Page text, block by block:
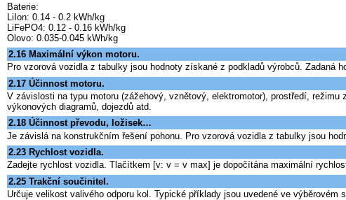
Baterie:
LiIon: 0.14 - 0.2 kWh/kg
LiFePO4: 0.12 - 0.16 kWh/kg
Olovo: 0.035-0.045 kWh/kg
2.16 Maximální výkon motoru.
Pro vzorová vozidla z tabulky jsou hodnoty získané z podkladů výrobců. Zadaná
2.17 Účinnost motoru.
V závislosti na typu motoru (zážehový, vznětový, elektromotor), prostředí,
výkonových diagramů, dojezdů atd.
2.18 Účinnost převodu, ložisek…
Je závislá na konstrukčním řešení pohonu. Pro vzorová vozidla z tabulky jsou
2.23 Rychlost vozidla.
Zadejte rychlost vozidla. Tlačítkem [v: v = v max] je dopočítána maximální
2.25 Trakční součinitel.
Určuje velikost valivého odporu kol. Typické příklady jsou uvedené ve